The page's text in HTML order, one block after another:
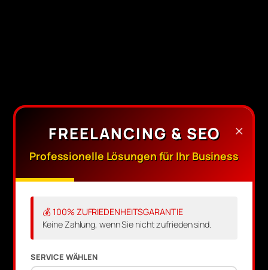
×
FREELANCING & SEO
Professionelle Lösungen für Ihr Business
💰 100% ZUFRIEDENHEITSGARANTIE
Keine Zahlung, wenn Sie nicht zufrieden sind.
SERVICE WÄHLEN
Shopify Experte
Webdesign
Agentur